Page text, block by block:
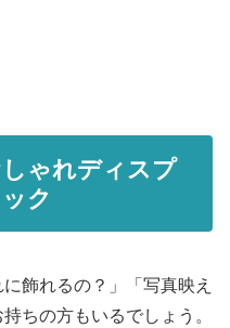
ゃれディスプ
ク
飾れるの？」「写真映え
ちの方もいるでしょう。